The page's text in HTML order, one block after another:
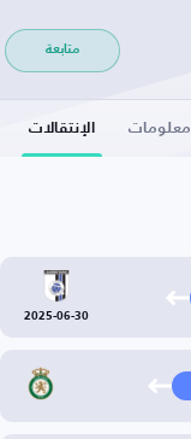
متابعة
معلومات الإنتقالات
2025-06-30